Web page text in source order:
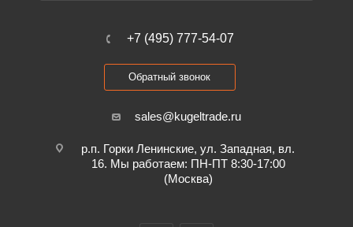
+7 (495) 777-54-07
Обратный звонок
sales@kugeltrade.ru
р.п. Горки Ленинские, ул. Западная, вл.
16. Мы работаем: ПН-ПТ 8:30-17:00
(Москва)